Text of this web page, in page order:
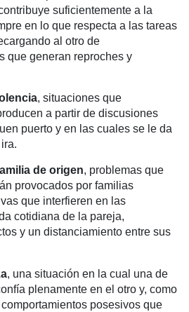
suficientemente a la
en lo que respecta a las tareas
al otro de
que generan reproches y
, situaciones que
a partir de discusiones
puerto y en las cuales se le da
de origen, problemas que
provocados por familias
que interfieren en las
cotidiana de la pareja,
y un distanciamiento entre sus
, una situación en la cual una de
plenamente en el otro y, como
posesivos que